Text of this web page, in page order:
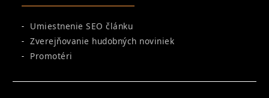
Umiestnenie SEO článku
Zverejňovanie hudobných noviniek
Promotéri